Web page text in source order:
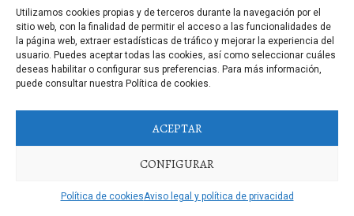
Utilizamos cookies propias y de terceros durante la navegación por el
sitio web, con la finalidad de permitir el acceso a las funcionalidades de
la página web, extraer estadísticas de tráfico y mejorar la experiencia del
usuario. Puedes aceptar todas las cookies, así como seleccionar cuáles
deseas habilitar o configurar sus preferencias. Para más información,
puede consultar nuestra Política de cookies.
ACEPTAR
CONFIGURAR
Política de cookiesAviso legal y política de privacidad
Licensing
Livebetting
lizjamieson.co.uk
margareteggleton.co.uk
mew casino